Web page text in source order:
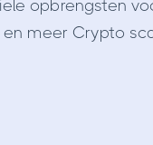
opbrengsten
meer Crypto